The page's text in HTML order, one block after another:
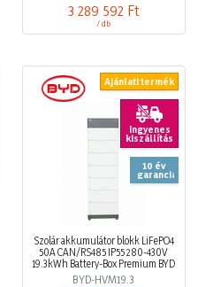
3 289 592 Ft
/ db
Ajánlati termék
Ingyenes
kiszállítás
10 év
garancia
Szolár akkumulátor blokk LiFePO4
50A CAN/RS485 IP55 280-430V
19.3kWh Battery-Box Premium BYD
BYD-HVM19.3